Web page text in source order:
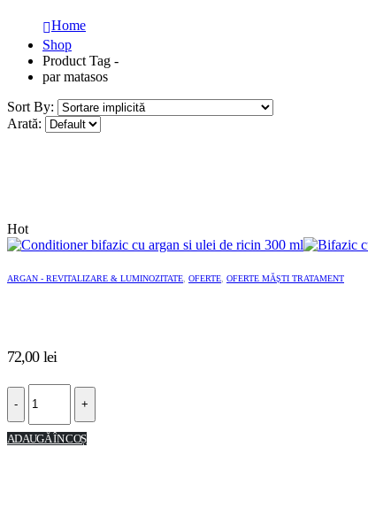
Home
Shop
Product Tag -
par matasos
Sort By:
Arată:
Hot
ARGAN - REVITALIZARE & LUMINOZITATE OFERTE OFERTE MĂȘTI TRATAMENT
72,00 lei
- +
ADAUGĂ ÎN COȘ